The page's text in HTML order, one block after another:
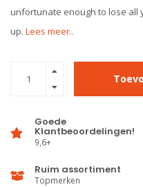
unfortunate enough to lose all
up. Lees meer..
Goede
Klantbeoordelingen!
9,6+
Ruim assortiment
Topmerken